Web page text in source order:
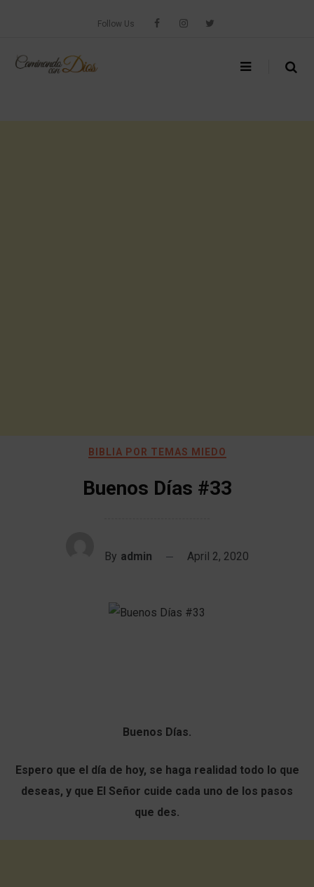
Follow Us
BIBLIA POR TEMAS MIEDO
Buenos Días #33
By admin April 2, 2020
Buenos Días.
Espero que el día de hoy, se haga realidad todo lo que
deseas, y que El Señor cuide cada uno de los pasos
que des.